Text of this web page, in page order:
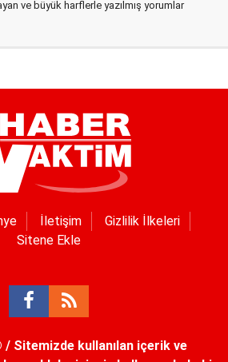
ve büyük harflerle yazılmış yorumlar
İletişim
Gizlilik İlkeleri
Sitene Ekle
/ Sitemizde kullanılan içerik ve